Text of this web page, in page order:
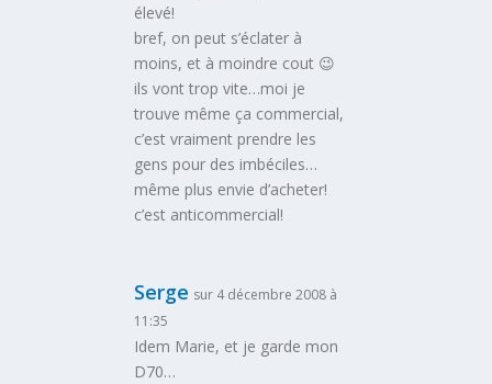
élevé!
bref, on peut s’éclater à
moins, et à moindre cout 😉
ils vont trop vite…moi je
trouve même ça commercial,
c’est vraiment prendre les
gens pour des imbéciles…
même plus envie d’acheter!
c’est anticommercial!
Serge sur 4 décembre 2008 à
11:35
Idem Marie, et je garde mon
D70…